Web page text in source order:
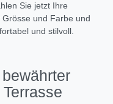
Sie jetzt Ihre
Grösse und Farbe und
und stilvoll.